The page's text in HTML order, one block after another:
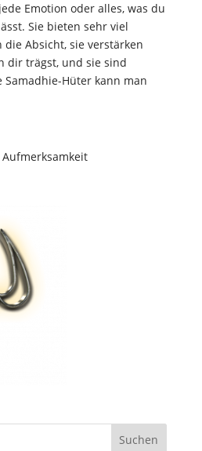
Emotion oder alles, was du
Sie bieten sehr viel
die Absicht, sie verstärken
dir trägst, und sie sind
Hüter kann man
Aufmerksamkeit
Suchen